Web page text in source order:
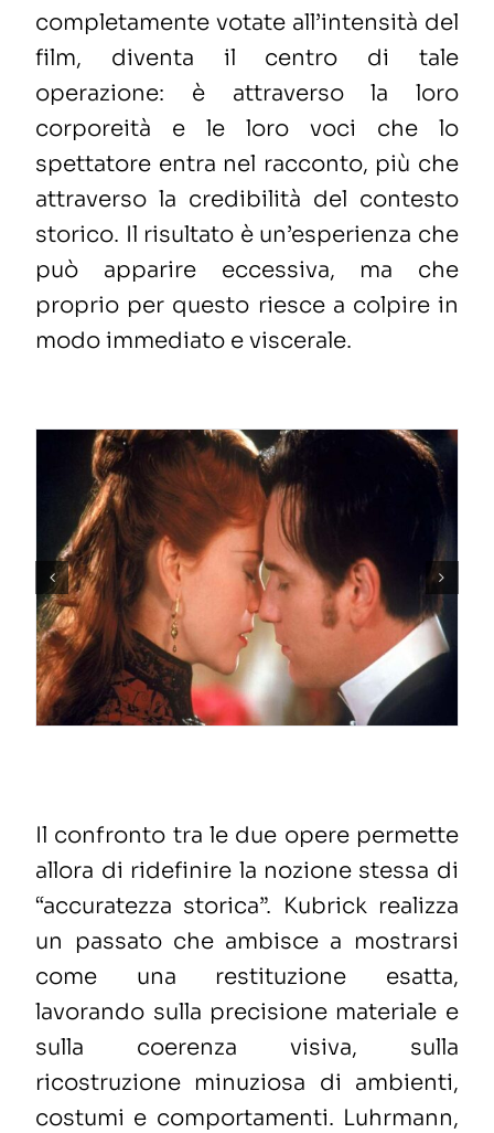
completamente votate all’intensità del
film, diventa il centro di tale
operazione: è attraverso la loro
corporeità e le loro voci che lo
spettatore entra nel racconto, più che
attraverso la credibilità del contesto
storico. Il risultato è un’esperienza che
può apparire eccessiva, ma che
proprio per questo riesce a colpire in
modo immediato e viscerale.
Il confronto tra le due opere permette
allora di ridefinire la nozione stessa di
“accuratezza storica”. Kubrick realizza
un passato che ambisce a mostrarsi
come una restituzione esatta,
lavorando sulla precisione materiale e
sulla coerenza visiva, sulla
ricostruzione minuziosa di ambienti,
costumi e comportamenti. Luhrmann,